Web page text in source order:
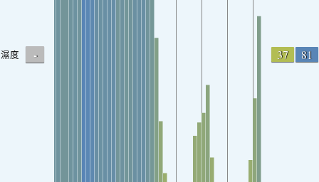
濕度 - 37 81